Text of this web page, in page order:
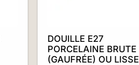
DOUILLE E27
PORCELAINE BRUTE
(GAUFRÉE) OU LISSE